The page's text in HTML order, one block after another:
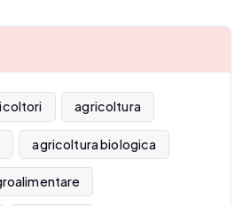
agricoltura
agricoltura biologica